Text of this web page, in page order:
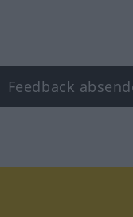
Feedback